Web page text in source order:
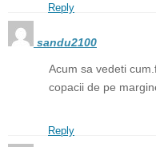
Reply
sandu2100
Acum sa vedeti
copacii de pe
Reply